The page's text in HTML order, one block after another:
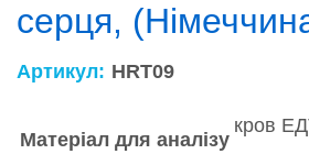
серця,
Артикул: HRT09
Матеріал для аналізу
кров